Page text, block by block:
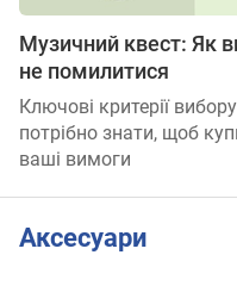
Музичний квест: Як
не помилитися
Ключові критерії
потрібно знати, щоб
ваші вимоги
Аксесуари